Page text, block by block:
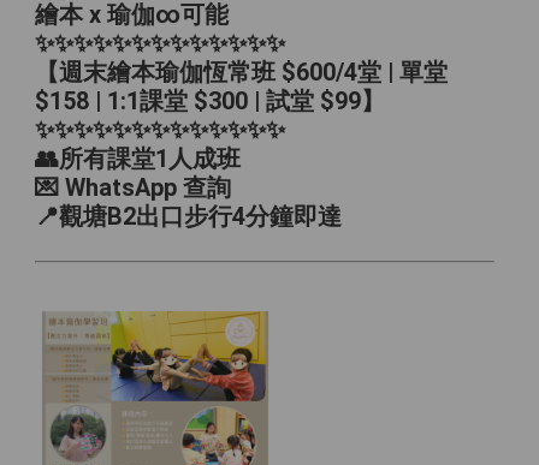
繪本 x 瑜伽∞可能
✨✨✨✨✨✨✨✨✨✨✨✨✨
【週末繪本瑜伽恆常班 $600/4堂 | 單堂
$158 | 1:1課堂 $300 | 試堂 $99】
✨✨✨✨✨✨✨✨✨✨✨✨✨
👥所有課堂1人成班
💌 WhatsApp 查詢
📍觀塘B2出口步行4分鐘即達